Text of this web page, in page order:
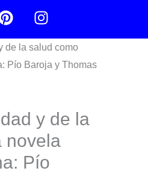
P
i
n
t
e
s
t
I
n
s
t
a
a
m
de la salud como
Pío Baroja y Thomas
y de la
novela
Pío